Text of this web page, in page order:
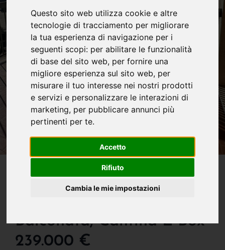
Questo sito web utilizza cookie e altre
tecnologie di tracciamento per migliorare
la tua esperienza di navigazione per i
seguenti scopi: per abilitare le funzionalità
di base del sito web, per fornire una
migliore esperienza sul sito web, per
misurare il tuo interesse nei nostri prodotti
e servizi e personalizzare le interazioni di
marketing, per pubblicare annunci più
pertinenti per te.
Accetto
Rifiuto
Cambia le mie impostazioni
IN VENDITA
Grande, Luminosissimo
Balconata, Cantina E Box
239.000 €